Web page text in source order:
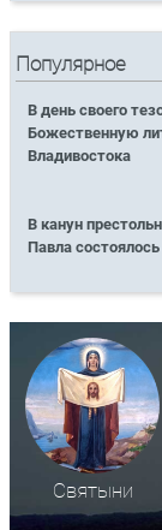
Популярное
В день своего
Божественную
Владивостока
В канун
Павла
Святыни